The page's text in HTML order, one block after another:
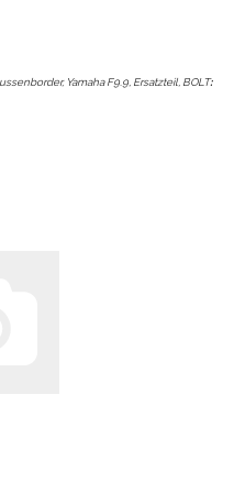
Yamaha F9.9, Ersatzteil, BOLT: